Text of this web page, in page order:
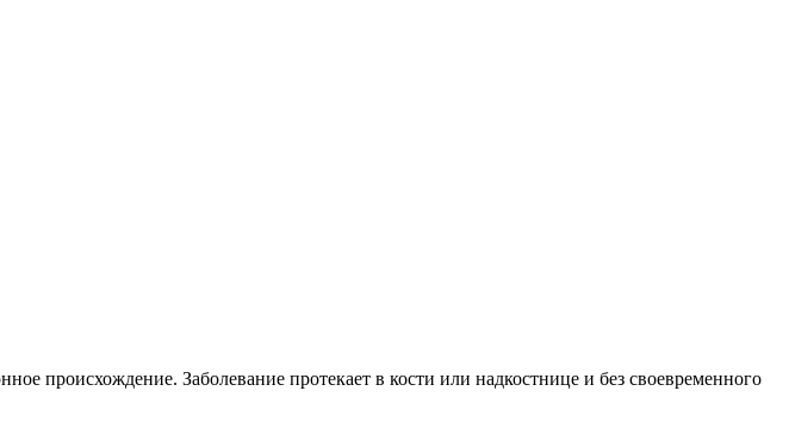
происхождение. Заболевание протекает в кости или надкостнице и без своевременного